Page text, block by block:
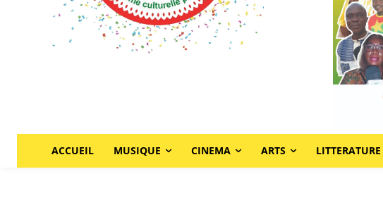
ACCUEIL MUSIQUE CINEMA ARTS LITTERATURE